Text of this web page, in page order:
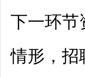
下一环节
情形， 招